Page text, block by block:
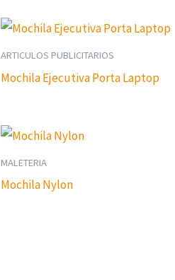
ARTICULOS PUBLICITARIOS
Mochila Ejecutiva Porta Laptop
MALETERIA
Mochila Nylon